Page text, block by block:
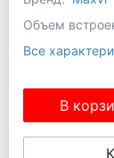
Объем
Все
В